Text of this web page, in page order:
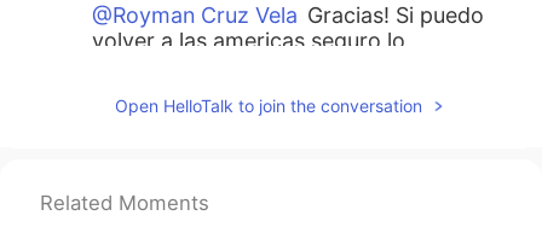
@Royman Cruz Vela Gracias! Si puedo
volver a las americas seguro lo
Royman Cruz Vela 2020.06.04 20:28
good experiences in my country, if you
Open HelloTalk to join the conversation
Related Moments